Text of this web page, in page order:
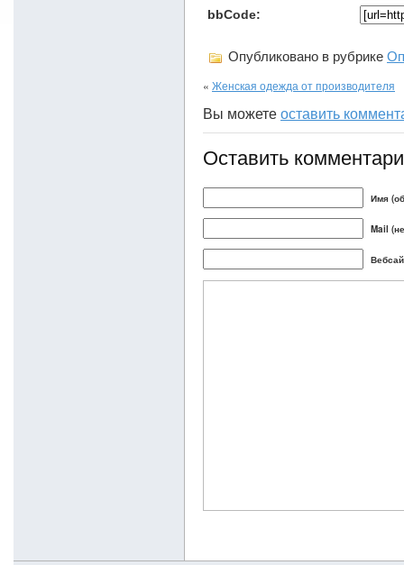
bbCode:
Опубликовано в рубрике
« Женская одежда от производителя
Вы можетеоставить
Оставить
Имя
Mail